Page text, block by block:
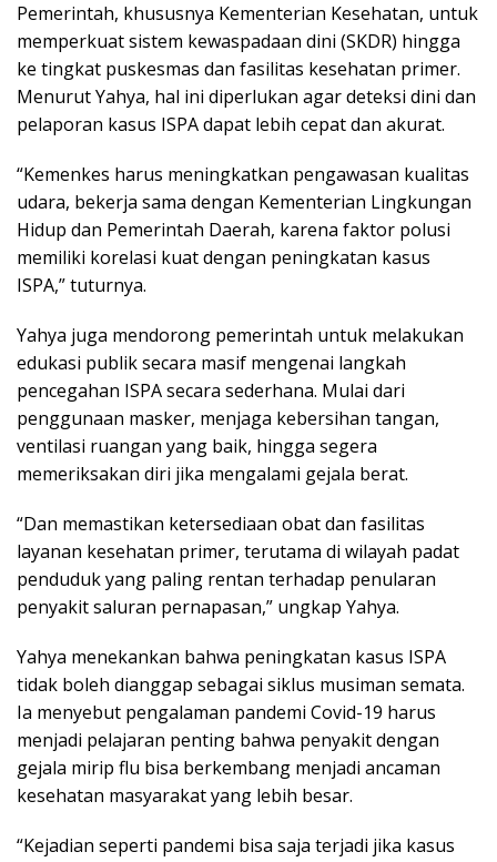
Pemerintah, khususnya Kementerian Kesehatan, untuk
memperkuat sistem kewaspadaan dini (SKDR) hingga
ke tingkat puskesmas dan fasilitas kesehatan primer.
Menurut Yahya, hal ini diperlukan agar deteksi dini dan
pelaporan kasus ISPA dapat lebih cepat dan akurat.
“Kemenkes harus meningkatkan pengawasan kualitas
udara, bekerja sama dengan Kementerian Lingkungan
Hidup dan Pemerintah Daerah, karena faktor polusi
memiliki korelasi kuat dengan peningkatan kasus
ISPA,” tuturnya.
Yahya juga mendorong pemerintah untuk melakukan
edukasi publik secara masif mengenai langkah
pencegahan ISPA secara sederhana. Mulai dari
penggunaan masker, menjaga kebersihan tangan,
ventilasi ruangan yang baik, hingga segera
memeriksakan diri jika mengalami gejala berat.
“Dan memastikan ketersediaan obat dan fasilitas
layanan kesehatan primer, terutama di wilayah padat
penduduk yang paling rentan terhadap penularan
penyakit saluran pernapasan,” ungkap Yahya.
Yahya menekankan bahwa peningkatan kasus ISPA
tidak boleh dianggap sebagai siklus musiman semata.
Ia menyebut pengalaman pandemi Covid-19 harus
menjadi pelajaran penting bahwa penyakit dengan
gejala mirip flu bisa berkembang menjadi ancaman
kesehatan masyarakat yang lebih besar.
“Kejadian seperti pandemi bisa saja terjadi jika kasus